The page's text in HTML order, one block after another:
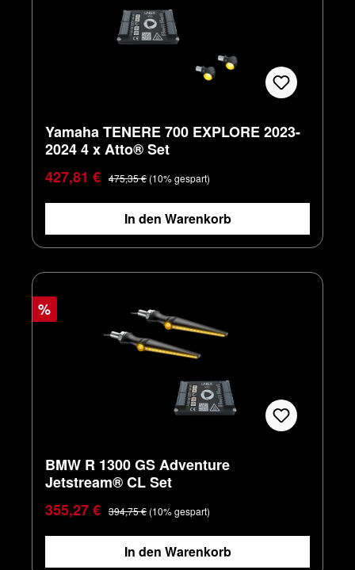
Yamaha TENERE 700 EXPLORE 2023-
2024 4 x Atto® Set
Verkaufspreis:
427,81 € Regulärer Preis:
475,35 € (10% gespart)
In den Warenkorb
%
BMW R 1300 GS Adventure
Jetstream® CL Set
Verkaufspreis:
355,27 € Regulärer Preis:
394,75 € (10% gespart)
In den Warenkorb